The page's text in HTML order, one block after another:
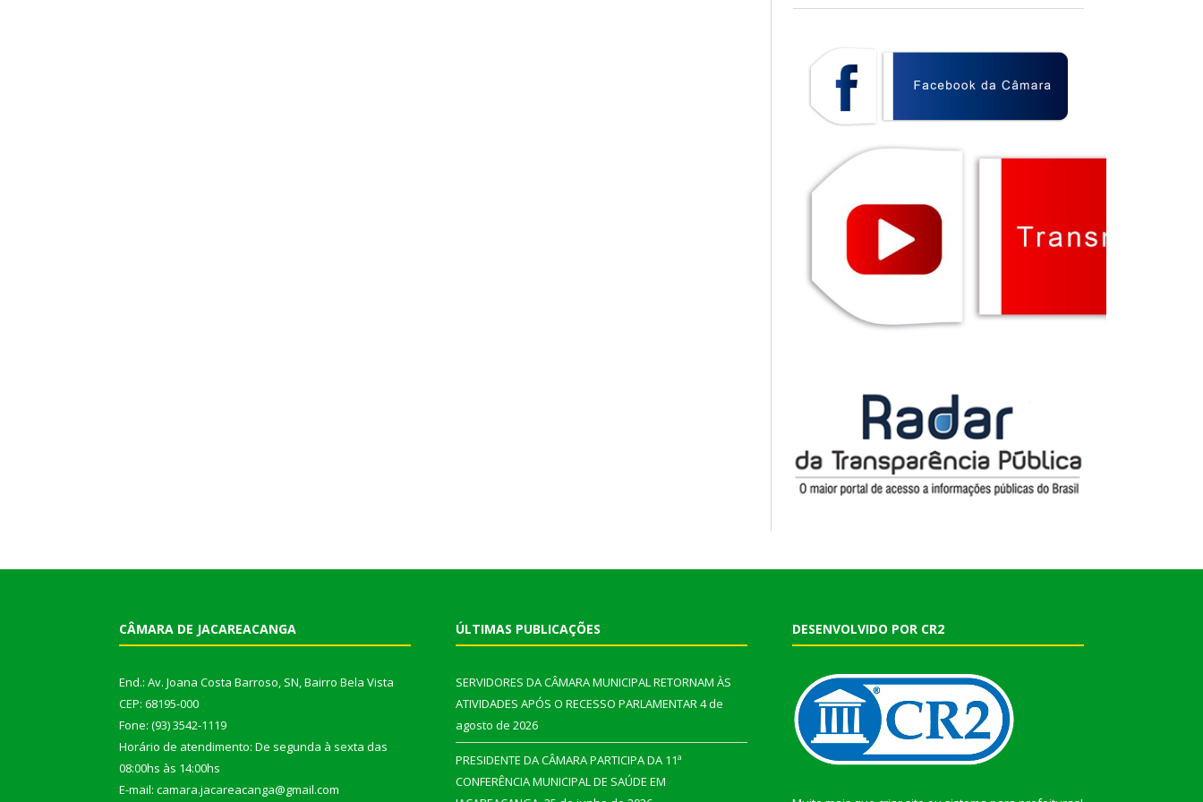
CÂMARA DE JACAREACANGA
End.: Av. Joana Costa Barroso, SN, Bairro Bela Vista
CEP: 68195-000
Fone: (93) 3542-1119
Horário de atendimento: De segunda à sexta das
08:00hs às 14:00hs
E-mail: camara.jacareacanga@gmail.com
ÚLTIMAS PUBLICAÇÕES
SERVIDORES DA CÂMARA MUNICIPAL RETORNAM ÀS
ATIVIDADES APÓS O RECESSO PARLAMENTAR4 de
agosto de 2026
PRESIDENTE DA CÂMARA PARTICIPA DA 11ª
CONFERÊNCIA MUNICIPAL DE SAÚDE EM
DESENVOLVIDO POR CR2